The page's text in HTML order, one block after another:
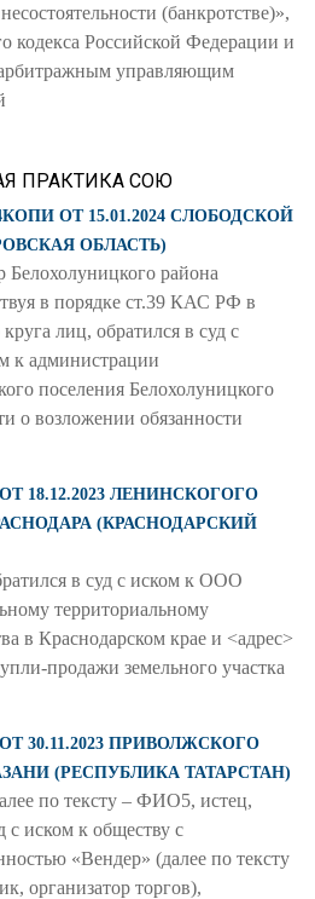
(банкротстве)»,
кодекса Российской Федерации и
управляющим
ПРАКТИКА СОЮ
ОТ 15.01.2024 СЛОБОДСКОЙ
ОБЛАСТЬ)
района
в порядке ст.39 КАС РФ в
лиц, обратился в суд с
к администрации
поселения Белохолуницкого
о возложении обязанности
18.12.2023 ЛЕНИНСКОГОГО
(КРАСНОДАРСКИЙ
в суд с иском к ООО
территориальному
в Краснодарском крае и <адрес>
продажи земельного участка
30.11.2023 ПРИВОЛЖСКОГО
(РЕСПУБЛИКА ТАТАРСТАН)
по тексту – ФИО5, истец,
с иском к обществу с
«Вендер» (далее по тексту
организатор торгов),